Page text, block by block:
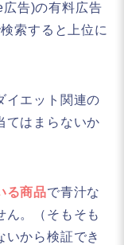
告)の有料広告
索すると上位に
イエット関連の
てはまらないか
る商品で青汁な
ん。（そもそも
いから検証でき